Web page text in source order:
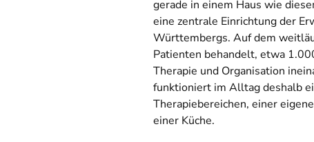
gerade in einem Haus wie
eine zentrale Einrichtung der
Württembergs. Auf dem
Patienten behandelt, etwa
Therapie und Organisation
funktioniert im Alltag deshalb
Therapiebereichen, einer
einer Küche.